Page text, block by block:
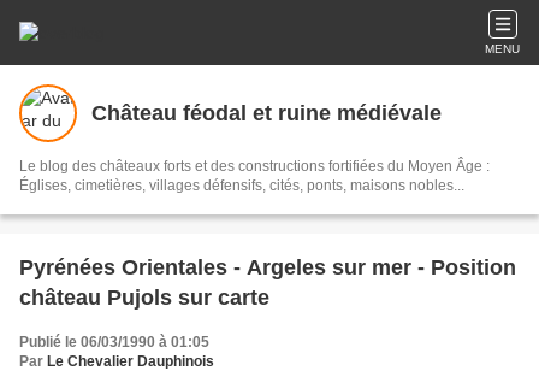
MENU
Château féodal et ruine médiévale
Le blog des châteaux forts et des constructions fortifiées du Moyen Âge :
Églises, cimetières, villages défensifs, cités, ponts, maisons nobles...
Pyrénées Orientales - Argeles sur mer - Position
château Pujols sur carte
Publié le 06/03/1990 à 01:05
Par Le Chevalier Dauphinois